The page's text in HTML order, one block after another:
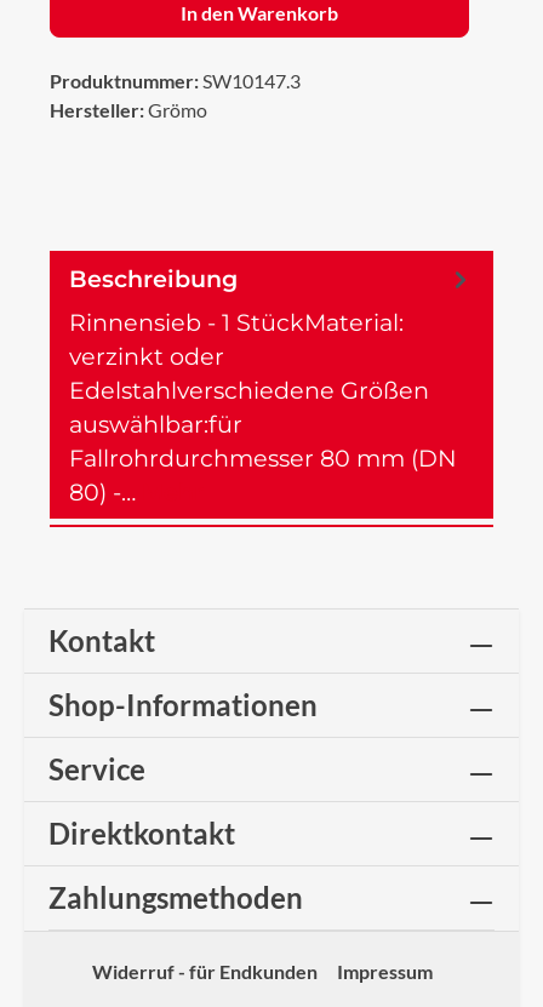
In den Warenkorb
Produktnummer:SW10147.3
Hersteller:Grömo
Beschreibung
Rinnensieb - 1 StückMaterial:
verzinkt oder
Edelstahlverschiedene Größen
auswählbar:für
Fallrohrdurchmesser 80 mm (DN
80) -…
Kontakt
Shop-Informationen
Service
Direktkontakt
Zahlungsmethoden
Widerruf - für Endkunden
Impressum